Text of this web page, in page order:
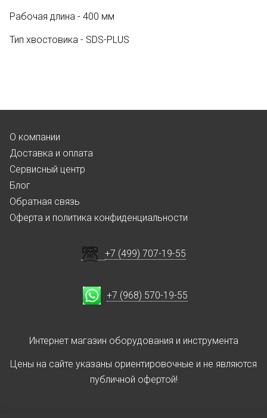
Рабочая длина - 400 мм
Тип хвостовика - SDS-PLUS
О компании
Доставка и оплата
Сервисный центр
Блог
Обратная связь
Оферта и политика конфиденциальности
+7 (499) 707-19-55
+7 (968) 570-19-55
Интернет магазин оборудования и инструмента
Цены на сайте указаны ориентировочные и не являются
публичной офертой!